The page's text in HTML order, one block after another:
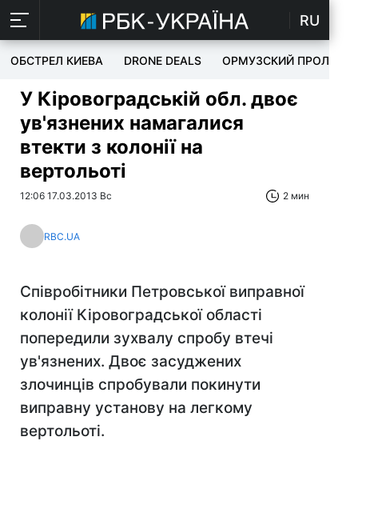
RU
ОБСТРЕЛ КИЕВА DRONE DEALS ОРМУЗСКИЙ ПРОЛИВ
У Кіровоградській обл. двоє
ув'язнених намагалися
втекти з колонії на
вертольоті
12:06 17.03.2013 Вс 2 мин
RBC.UA
Співробітники Петровської виправної
колонії Кіровоградської області
попередили зухвалу спробу втечі
ув'язнених. Двоє засуджених
злочинців спробували покинути
виправну установу на легкому
вертольоті.